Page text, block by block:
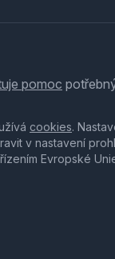
pomoc
cookies.
v nastavení
Evropské